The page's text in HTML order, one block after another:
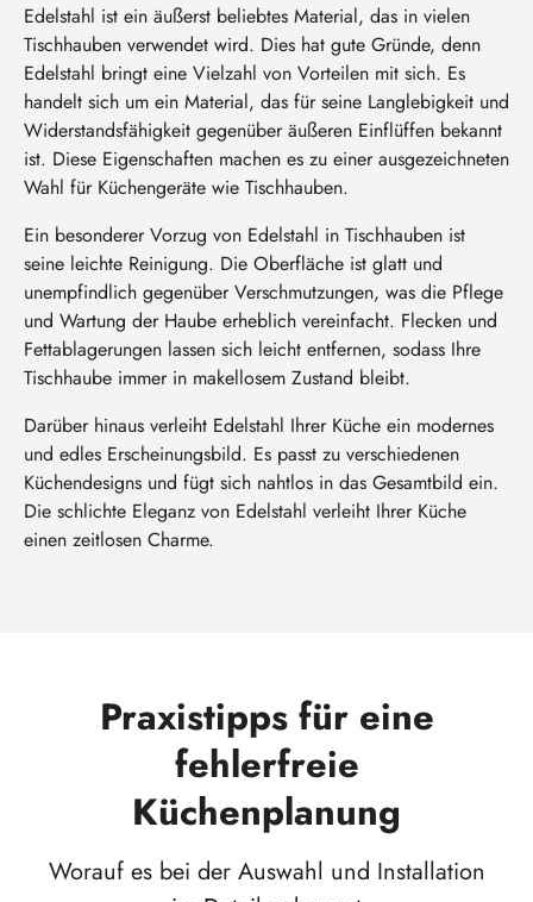
Edelstahl ist ein äußerst beliebtes Material, das in vielen
Tischhauben verwendet wird. Dies hat gute Gründe, denn
Edelstahl bringt eine Vielzahl von Vorteilen mit sich. Es
handelt sich um ein Material, das für seine Langlebigkeit und
Widerstandsfähigkeit gegenüber äußeren Einflüffen bekannt
ist. Diese Eigenschaften machen es zu einer ausgezeichneten
Wahl für Küchengeräte wie Tischhauben.
Ein besonderer Vorzug von Edelstahl in Tischhauben ist
seine leichte Reinigung. Die Oberfläche ist glatt und
unempfindlich gegenüber Verschmutzungen, was die Pflege
und Wartung der Haube erheblich vereinfacht. Flecken und
Fettablagerungen lassen sich leicht entfernen, sodass Ihre
Tischhaube immer in makellosem Zustand bleibt.
Darüber hinaus verleiht Edelstahl Ihrer Küche ein modernes
und edles Erscheinungsbild. Es passt zu verschiedenen
Küchendesigns und fügt sich nahtlos in das Gesamtbild ein.
Die schlichte Eleganz von Edelstahl verleiht Ihrer Küche
einen zeitlosen Charme.
Praxistipps für eine
fehlerfreie
Küchenplanung
Worauf es bei der Auswahl und Installation